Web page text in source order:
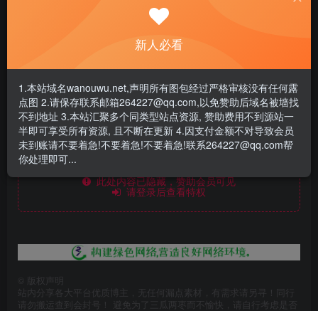
- 遇见解压密码不对、无法解压，请查看
- 资源失效/充值未到账/账号解禁...等问题请《提交工单》
此处内容已隐藏，赞助会员可见
请登录后查看特权
版权声明
站内分享各大平台优质博主，无任何漏点素材，有需求请另寻！同行
请勿搬运查到会封号！ 避免为了三瓜两枣而不愉快，请自行考虑是否
新人必看
1.本站域名wanouwu.net,声明所有图包经过严格审核没有任何露
点图 2.请保存联系邮箱264227@qq.com,以免赞助后域名被墙找
不到地址 3.本站汇聚多个同类型站点资源, 赞助费用不到源站一
半即可享受所有资源, 且不断在更新 4.因支付金额不对导致会员
未到账请不要着急!不要着急!不要着急!联系264227@qq.com帮
你处理即可...